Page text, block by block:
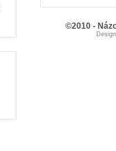
©2010 -